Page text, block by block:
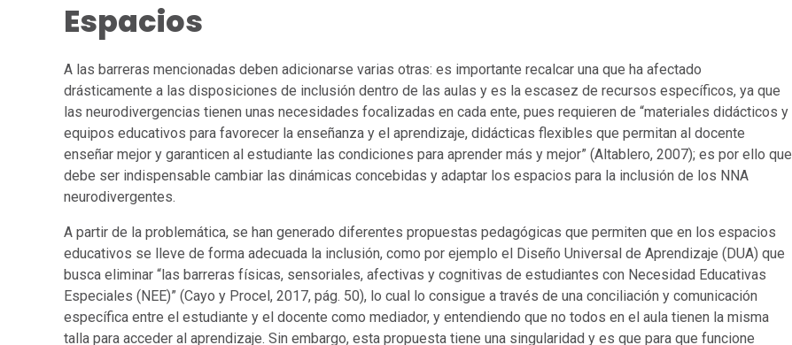
Espacios
A las barreras mencionadas deben adicionarse varias otras: es importante recalcar una que ha afectado
drásticamente a las disposiciones de inclusión dentro de las aulas y es la escasez de recursos específicos, ya que
las neurodivergencias tienen unas necesidades focalizadas en cada ente, pues requieren de “materiales didácticos y
equipos educativos para favorecer la enseñanza y el aprendizaje, didácticas flexibles que permitan al docente
enseñar mejor y garanticen al estudiante las condiciones para aprender más y mejor” (Altablero, 2007); es por ello que
debe ser indispensable cambiar las dinámicas concebidas y adaptar los espacios para la inclusión de los NNA
neurodivergentes.
A partir de la problemática, se han generado diferentes propuestas pedagógicas que permiten que en los espacios
educativos se lleve de forma adecuada la inclusión, como por ejemplo el Diseño Universal de Aprendizaje (DUA) que
busca eliminar “las barreras físicas, sensoriales, afectivas y cognitivas de estudiantes con Necesidad Educativas
Especiales (NEE)” (Cayo y Procel, 2017, pág. 50), lo cual lo consigue a través de una conciliación y comunicación
específica entre el estudiante y el docente como mediador, y entendiendo que no todos en el aula tienen la misma
talla para acceder al aprendizaje. Sin embargo, esta propuesta tiene una singularidad y es que para que funcione